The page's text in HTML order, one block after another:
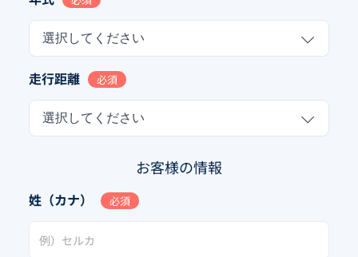
選択してください
走行距離 必須
選択してください
お客様の情報
姓（カナ） 必須